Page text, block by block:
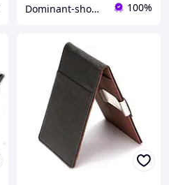
Dominant-shop.com.ua 100%